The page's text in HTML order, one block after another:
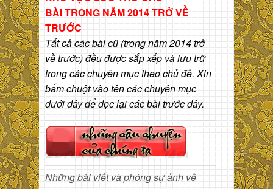
BÀITRONG NĂM 2014 TRỞ VỀ
TRƯỚC
Tất cả các bài cũ (trong năm 2014 trở
về trước) đều được sắp xếp và lưu trữ
trong các chuyên mục theo chủ đề. Xin
bấm chuột vào tên các chuyên mục
dưới đây để đọc lại các bài trước đây.
Những bài viết và phóng sự ảnh về